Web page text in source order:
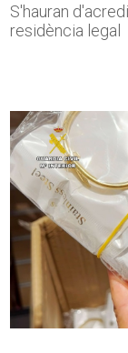
S'hauran
residència legal